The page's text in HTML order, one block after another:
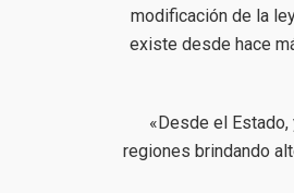
modificación de la
existe desde hace
«Desde el
regiones brindando